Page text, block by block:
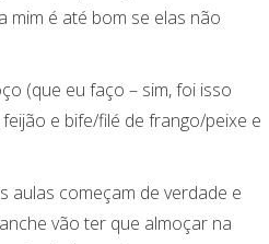
mim é até bom se elas não
(que eu faço – sim, foi isso
e bife/filé de frango/peixe e
aulas começam de verdade e
vão ter que almoçar na